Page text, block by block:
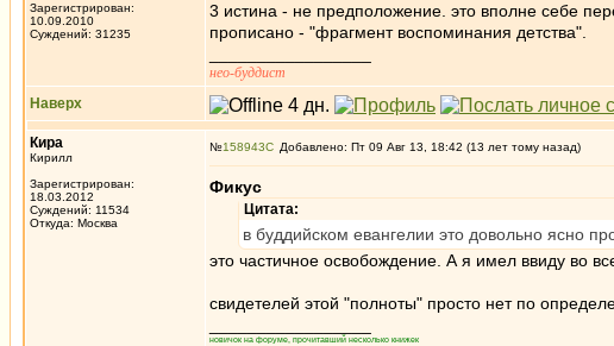
Зарегистрирован:
10.09.2010
Суждений: 31235
3 истина - не предположение. это вполне себе
прописано - "фрагмент воспоминания детства".
нео-буддист
Наверх
Кира
Кирилл
Зарегистрирован:
18.03.2012
Суждений: 11534
Откуда: Москва
№158943 Добавлено: Пт 09 Авг 13, 18:42 (13 лет тому назад)
Фикус
Цитата:
в буддийском евангелии это довольно ясно
это частичное освобождение. А я имел ввиду во
свидетелей этой "полноты" просто нет по
новичок на форуме, прочитавший несколько книжек